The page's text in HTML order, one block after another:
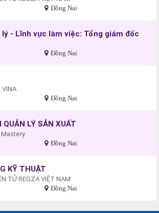
Đồng Nai
- Lĩnh vực làm việc: Tổng giám đốc
Đồng Nai
VINA
Đồng Nai
QUẢN LÝ SẢN XUẤT
Mastery
Đồng Nai
KỸ THUẬT
TỬ REGZA VIỆT NAM
Đồng Nai